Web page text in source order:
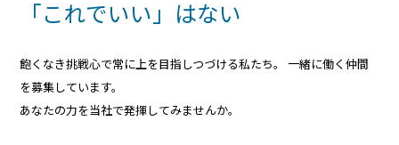
「これでいい」はない
飽くなき挑戦心で常に上を目指しつづける私たち。 一緒に働く仲間
を募集しています。
あなたの力を当社で発揮してみませんか。